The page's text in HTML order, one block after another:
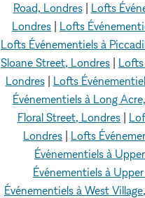
Road, Londres| Lofts
Londres
Lofts
Lofts Événementiels à
Sloane Street, Londres
Lofts
Londres| Lofts
Événementiels à Long
Floral Street, Londres
Londres
Lofts
Événementiels à
Événementiels à
Événementiels à West